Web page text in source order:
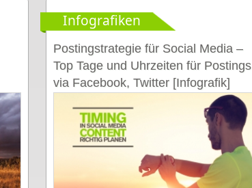
Infografiken
Postingstrategie für Social Media –
Top Tage und Uhrzeiten für Postings
via Facebook, Twitter [Infografik]